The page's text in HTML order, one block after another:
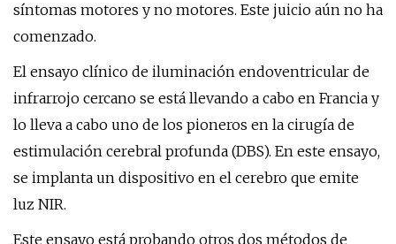
síntomas motores y no motores. Este juicio aún no ha
comenzado.
El ensayo clínico de iluminación endoventricular de
infrarrojo cercano se está llevando a cabo en Francia y
lo lleva a cabo uno de los pioneros en la cirugía de
estimulación cerebral profunda (DBS). En este ensayo,
se implanta un dispositivo en el cerebro que emite
luz NIR.
Este ensayo está probando otros dos métodos de